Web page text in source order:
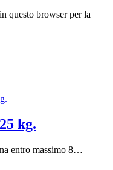
questo browser per la
kg.
entro massimo 8…